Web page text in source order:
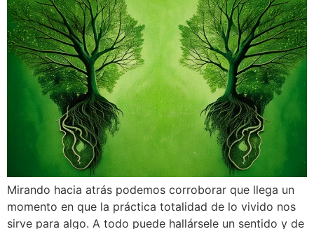
Mirando hacia atrás podemos corroborar que llega un
momento en que la práctica totalidad de lo vivido nos
sirve para algo. A todo puede hallársele un sentido y de